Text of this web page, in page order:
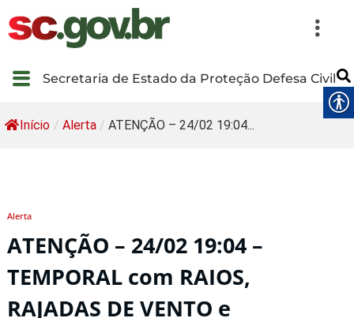
Secretaria de Estado da Proteção Defesa Civil
Início / Alerta / ATENÇÃO – 24/02 19:04...
Alerta
ATENÇÃO – 24/02 19:04 –
TEMPORAL com RAIOS,
RAJADAS DE VENTO e